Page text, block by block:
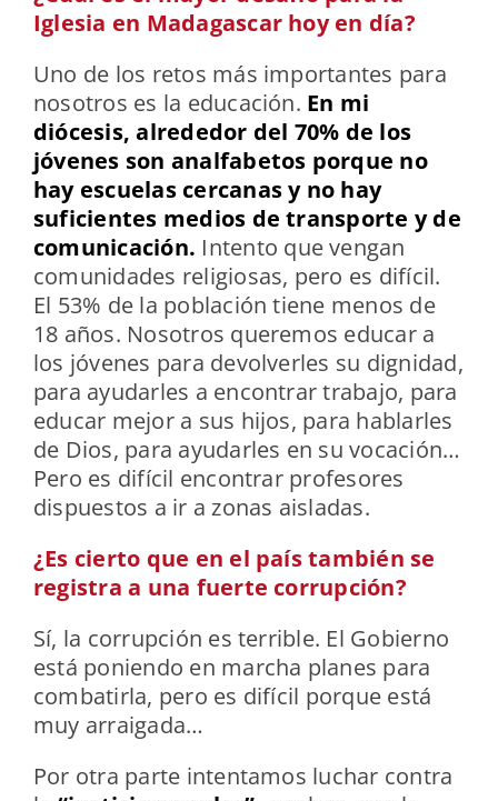
Iglesia en Madagascar hoy en día?
Uno de los retos más importantes para
nosotros es la educación. En mi
diócesis, alrededor del 70% de los
jóvenes son analfabetos porque no
hay escuelas cercanas y no hay
suficientes medios de transporte y de
comunicación. Intento que vengan
comunidades religiosas, pero es difícil.
El 53% de la población tiene menos de
18 años. Nosotros queremos educar a
los jóvenes para devolverles su dignidad,
para ayudarles a encontrar trabajo, para
educar mejor a sus hijos, para hablarles
de Dios, para ayudarles en su vocación…
Pero es difícil encontrar profesores
dispuestos a ir a zonas aisladas.
¿Es cierto que en el país también se
registra a una fuerte corrupción?
Sí, la corrupción es terrible. El Gobierno
está poniendo en marcha planes para
combatirla, pero es difícil porque está
muy arraigada…
Por otra parte intentamos luchar contra